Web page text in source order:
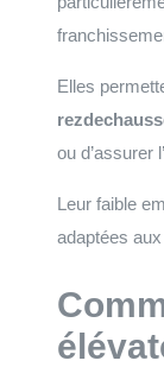
Elles
ou d’assurer
Leur faible
adaptées